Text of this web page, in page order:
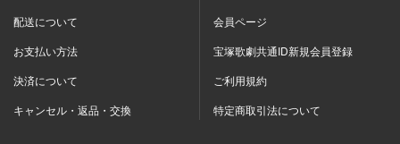
配送について
お支払い方法
決済について
キャンセル・返品・交換
会員ページ
宝塚歌劇共通ID新規会員登録
ご利用規約
特定商取引法について